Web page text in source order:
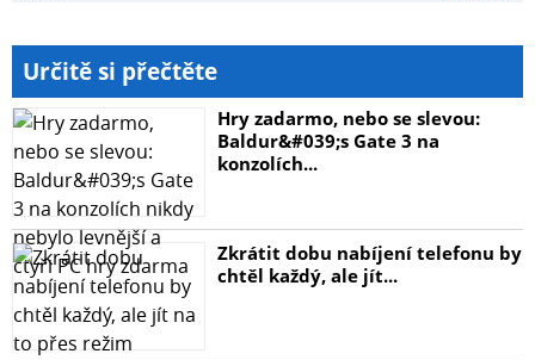
Určitě si přečtěte
Hry zadarmo, nebo se slevou:
Baldur&#039;s Gate 3 na
konzolích...
Zkrátit dobu nabíjení telefonu by
chtěl každý, ale jít...